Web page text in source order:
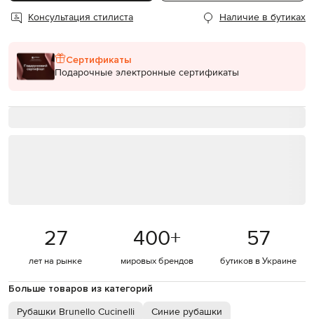
Консультация стилиста Наличие в бутиках
Сертификаты
Подарочные электронные сертификаты
27
лет на рынке
400+
мировых брендов
57
бутиков в Украине
Больше товаров из категорий
Рубашки Brunello Cucinelli
Синие рубашки